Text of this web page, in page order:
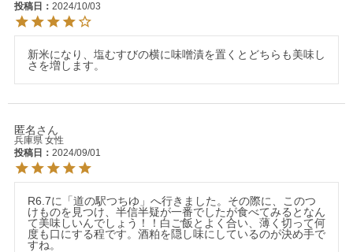
投稿日
2024/10/03
新米になり、塩むすびの横に味噌漬を置くとどちらも美味し
さを増します。
匿名
兵庫県 女性
投稿日
2024/09/01
R6.7に「道の駅つちゆ」へ行きました。その際に、このつ
けものを見つけ、半信半疑が一番でしたが食べてみるとなん
て美味しいんでしょう！！白ご飯とよく合い、薄く切って何
度も口にする程です。酒粕を隠し味にしているのが決め手で
すね。